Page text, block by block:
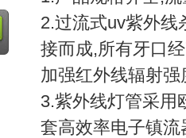
2.过流式uv紫外线
接而成,所有牙口
加强红外线辐射
3.紫外线灯管采用
套高效率电子镇